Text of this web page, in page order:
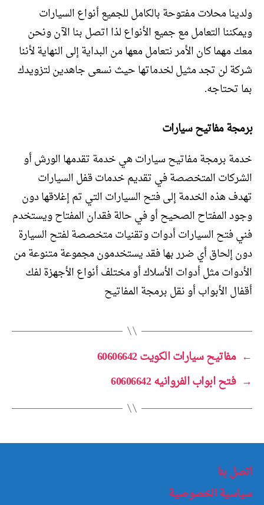
ولدينا محلات مفتوحة بالكامل للجميع أنواع السيارات
ويمكننا التعامل مع جميع الأنواع لذا اتصل بنا الآن ونحن
معك مهما كان الأمر نتعامل معها من البداية إلى النهاية لأننا
شركة لن تجد مثيل لخدماتها حيث نسعى جاهدين لتزويدك
بما تحتاجه.
برمجة مفاتيح سيارات
خدمة برمجة مفاتيح سيارات هي خدمة تقدمها الورش أو
الشركات المتخصصة في تقديم خدمات قفل السيارات
تهدف هذه الخدمة إلى فتح السيارات التي تم إغلاقها دون
وجود المفتاح الصحيح أو في حالة فقدان المفتاح ويستخدم
فني فتح السيارات أدوات وتقنيات متخصصة لفتح السيارة
دون إلحاق أي ضرر بها فقد يستخدمون مجموعة متنوعة من
الأدوات مثل أدوات الأسلاك أو مختلف أنواع الأجهزة لفك
أقفال الأبواب أو نقل برمجة المفاتيح
← مفاتيح سيارات الكويت 60606642
→ فتح ابواب الفروانيه 60606642
اتصل بنا
سياسية الخصوصية